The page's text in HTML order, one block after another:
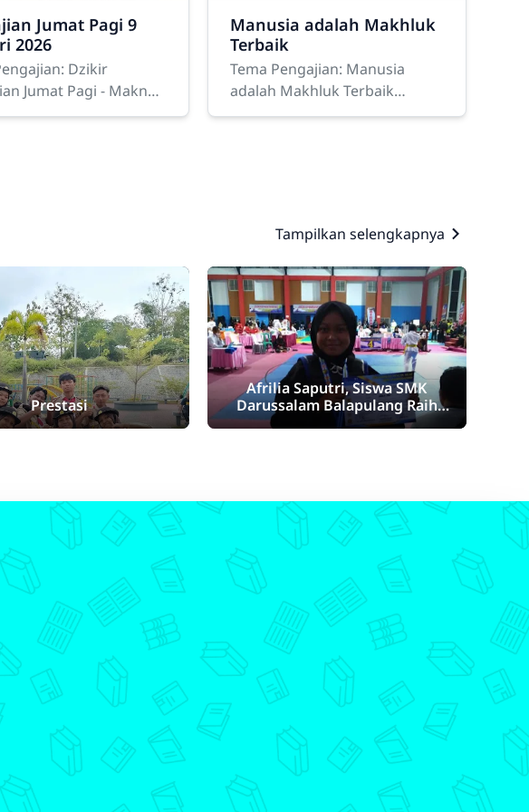
Jumat Pagi 9
2026
Dzikir
Jumat Pagi - Makna
Kehidupan
Manusia adalah Makhluk
Terbaik
Tema Pengajian: Manusia
adalah Makhluk Terbaik
Pengajian Jumat — Manusia
Tampilkan selengkapnya
Prestasi
Afrilia Saputri, Siswa SMK
Darussalam Balapulang Raih
Juara 2 Pekalongan Pencak Silat